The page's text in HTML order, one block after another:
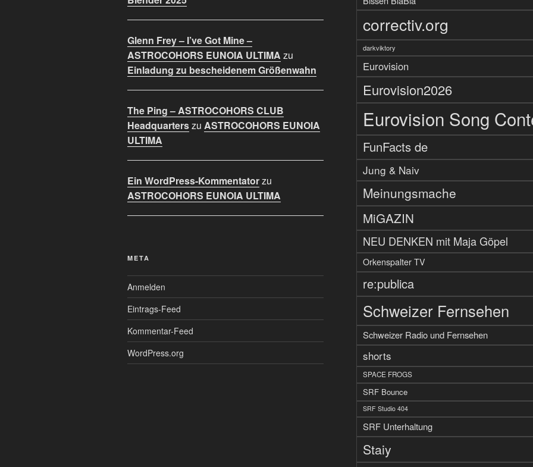
Glenn Frey – I’ve Got Mine –
ASTROCOHORS EUNOIA ULTIMA zu
Einladung zu bescheidenem Größenwahn
The Ping – ASTROCOHORS CLUB
Headquarterszu ASTROCOHORS EUNOIA
ULTIMA
Ein WordPress-Kommentatorzu
ASTROCOHORS EUNOIA ULTIMA
META
Anmelden
Eintrags-Feed
Kommentar-Feed
WordPress.org
correctiv.org
darkviktory
Eurovision
Eurovision2026
Eurovision Song
FunFacts de
Jung & Naiv
Meinungsmache
MiGAZIN
NEU DENKEN mit Maja Göpel
Orkenspalter TV
re:publica
Schweizer Fernsehen
Schweizer Radio und Fernsehen
shorts
SPACE FROGS
SRF Bounce
SRF Studio 404
SRF Unterhaltung
Staiy